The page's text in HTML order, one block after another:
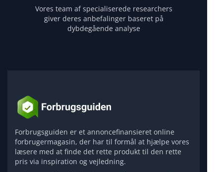
Vores team af specialiserede researchers
giver deres anbefalinger baseret på
dybdegående analyse
Forbrugsguiden er et annoncefinansieret online
forbrugermagasin, der har til formål at hjælpe vores
læsere med at finde det rette produkt til den rette
pris via inspiration og vejledning.